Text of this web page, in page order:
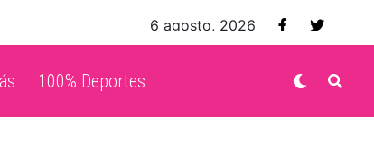
6 agosto, 2026
100% Deportes